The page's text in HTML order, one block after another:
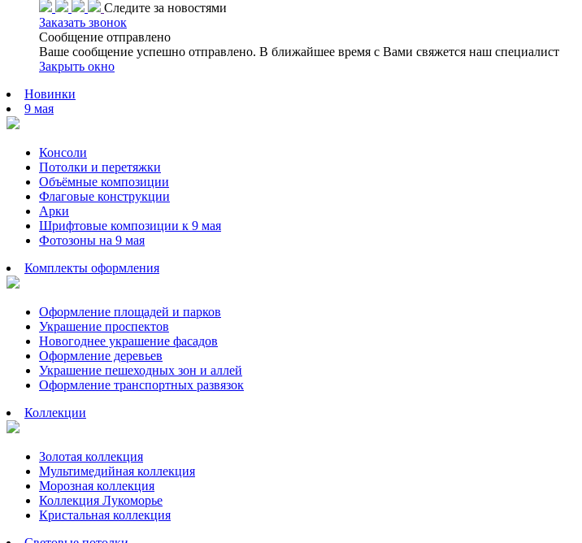
Следите за новостями
Заказать звонок
Сообщение отправлено
Ваше сообщение успешно отправлено. В ближайшее время с Вами свяжется наш специалист
Закрыть окно
Новинки
9 мая
Консоли
Потолки и перетяжки
Объёмные композиции
Флаговые конструкции
Арки
Шрифтовые композиции к 9 мая
Фотозоны на 9 мая
Комплекты оформления
Оформление площадей и парков
Украшение проспектов
Новогоднее украшение фасадов
Оформление деревьев
Украшение пешеходных зон и аллей
Оформление транспортных развязок
Коллекции
Золотая коллекция
Мультимедийная коллекция
Морозная коллекция
Коллекция Лукоморье
Кристальная коллекция